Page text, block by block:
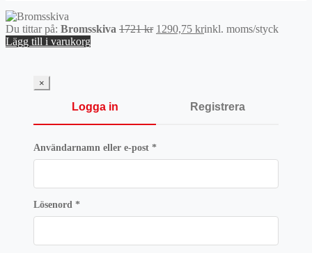
Du tittar på: Bromsskiva 1721kr Det
1290,75 krDet
inkl. moms/styck
Lägg till i varukorg
×
Logga in Registrera
Användarnamn eller e-post *Obligatoriskt
Lösenord *Obligatoriskt